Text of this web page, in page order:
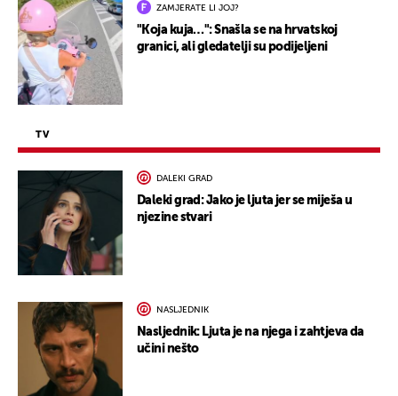
ZAMJERATE LI JOJ?
"Koja kuja…": Snašla se na hrvatskoj
granici, ali gledatelji su podijeljeni
TV
DALEKI GRAD
Daleki grad: Jako je ljuta jer se miješa u
njezine stvari
NASLJEDNIK
Nasljednik: Ljuta je na njega i zahtjeva da
učini nešto